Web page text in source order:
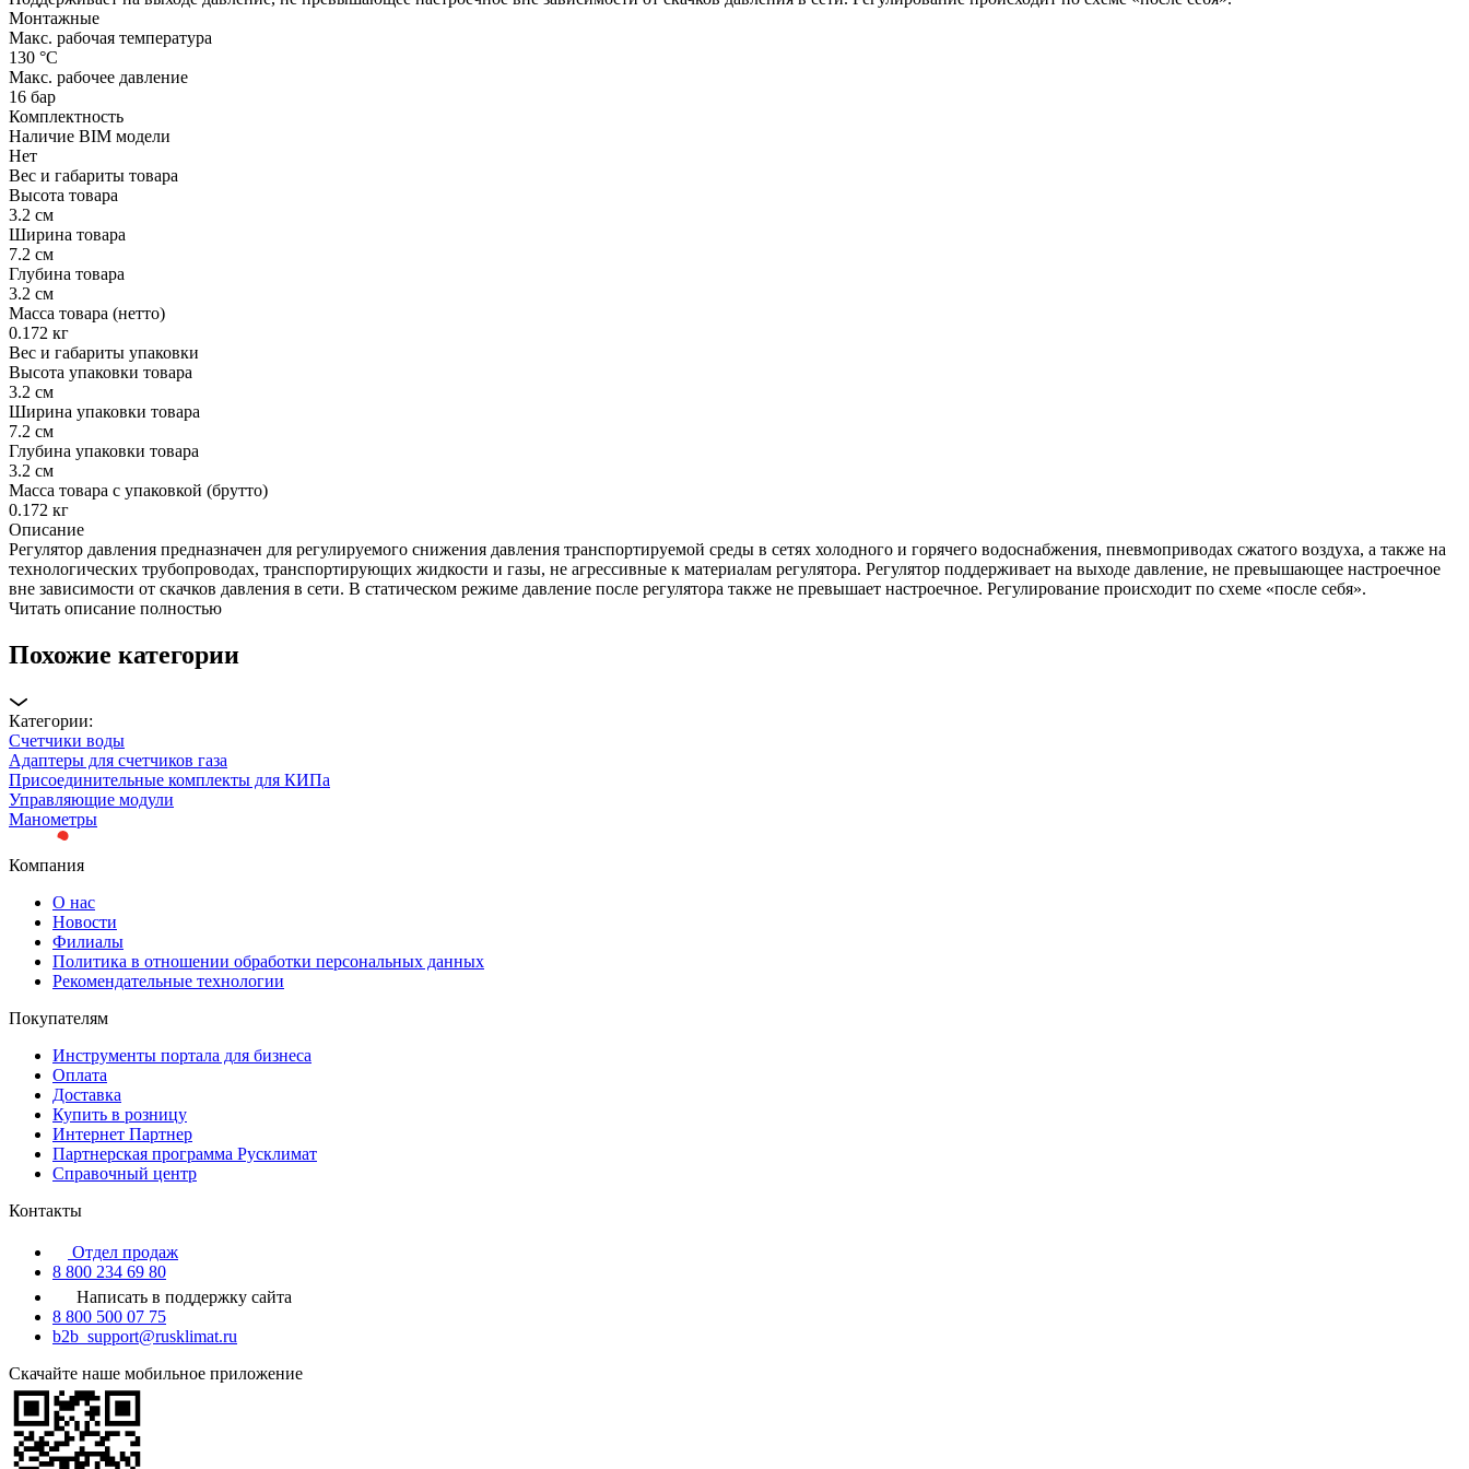
Монтажные
Макс. рабочая температура
130 °С
Макс. рабочее давление
16 бар
Комплектность
Наличие BIM модели
Нет
Вес и габариты товара
Высота товара
3.2 см
Ширина товара
7.2 см
Глубина товара
3.2 см
Масса товара (нетто)
0.172 кг
Вес и габариты упаковки
Высота упаковки товара
3.2 см
Ширина упаковки товара
7.2 см
Глубина упаковки товара
3.2 см
Масса товара с упаковкой (брутто)
0.172 кг
Описание
Регулятор давления предназначен для регулируемого снижения давления транспортируемой среды в сетях холодного и горячего водоснабжения, пневмоприводах сжатого воздуха, а также на
технологических трубопроводах, транспортирующих жидкости и газы, не агрессивные к материалам регулятора. Регулятор поддерживает на выходе давление, не превышающее настроечное
вне зависимости от скачков давления в сети. В статическом режиме давление после регулятора также не превышает настроечное. Регулирование происходит по схеме «после себя».
Читать описание полностью
Похожие категории
Категории:
Счетчики воды
Адаптеры для счетчиков газа
Присоединительные комплекты для КИПа
Управляющие модули
Манометры
Компания
О нас
Новости
Филиалы
Политика в отношении обработки персональных данных
Рекомендательные технологии
Покупателям
Инструменты портала для бизнеса
Оплата
Доставка
Купить в розницу
Интернет Партнер
Партнерская программа Русклимат
Справочный центр
Контакты
Отдел продаж
8 800 234 69 80
Написать в поддержку сайта
8 800 500 07 75
b2b_support@rusklimat.ru
Скачайте наше мобильное приложение